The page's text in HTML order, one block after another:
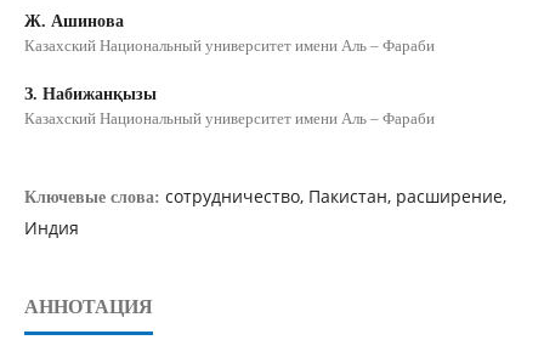
Ж. Ашинова
Казахский Национальный университет имени Аль – Фараби
З. Набижанқызы
Казахский Национальный университет имени Аль – Фараби
Ключевые слова: сотрудничество, Пакистан, расширение,
Индия
АННОТАЦИЯ